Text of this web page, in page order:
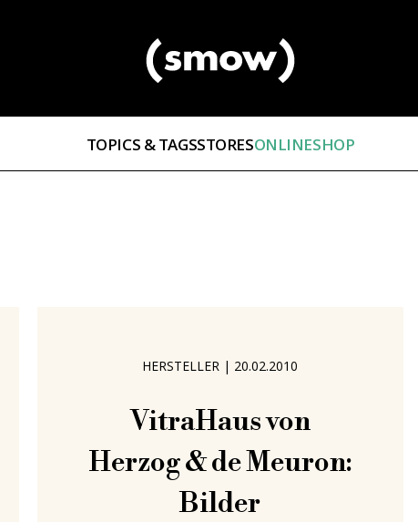
TOPICS & TAGSSTORESONLINESHOP
HERSTELLER | 20.02.2010
VitraHaus von
Herzog & de Meuron:
Bilder